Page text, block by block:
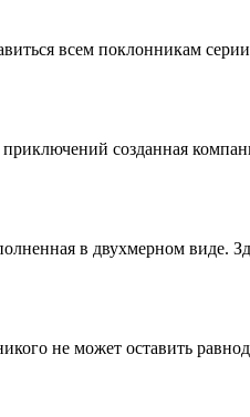
всем поклонникам
созданная
в двухмерном виде.
не может оставить